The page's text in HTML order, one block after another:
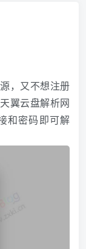
，又不想注册
翼云盘解析网
和密码即可解